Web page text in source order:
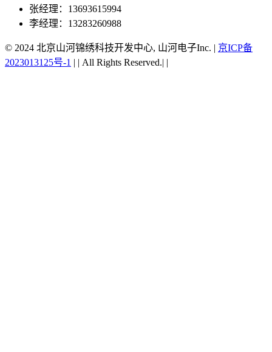
张经理：13693615994
李经理：13283260988
© 2024 北京山河锦绣科技开发中心, 山河电子Inc. | 京ICP备
2023013125号-1 | | All Rights Reserved.| |